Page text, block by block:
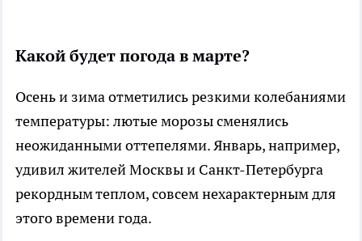
Какой будет погода в марте?
Осень и зима отметились резкими колебаниями
температуры: лютые морозы сменялись
неожиданными оттепелями. Январь, например,
удивил жителей Москвы и Санкт-Петербурга
рекордным теплом, совсем нехарактерным для
этого времени года.